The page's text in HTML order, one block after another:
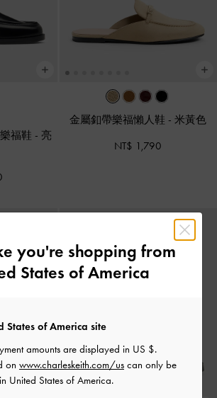
福鞋 - 亮
金屬釦帶樂福懶人鞋 -米黃色
NT$ 1,790
you're shopping from
States of America
States of America site
amounts are displayed in US $.
on www.charleskeith.com/us can only be
United States of America.